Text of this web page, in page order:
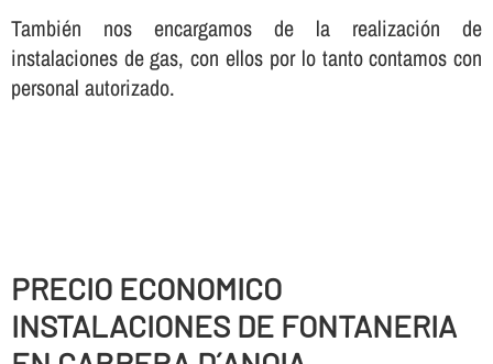
También nos encargamos de la realización de
instalaciones de gas, con ellos por lo tanto contamos con
personal autorizado.
PRECIO ECONOMICO
INSTALACIONES DE FONTANERIA